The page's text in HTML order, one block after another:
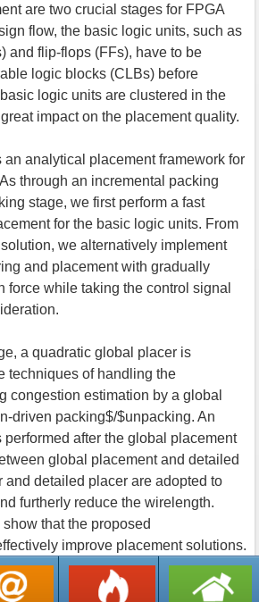
are two crucial stages for FPGA
flow, the basic logic units, such as
and flip-flops (FFs), have to be
logic blocks (CLBs) before
logic units are clustered in the
impact on the placement quality.
analytical placement framework for
through an incremental packing
stage, we first perform a fast
for the basic logic units. From
we alternatively implement
and placement with gradually
force while taking the control signal
a quadratic global placer is
techniques of handling the
congestion estimation by a global
driven packing$/$unpacking. An
after the global placement
global placement and detailed
and detailed placer are adopted to
furtherly reduce the wirelength.
that the proposed
improve placement solutions.
返回列表